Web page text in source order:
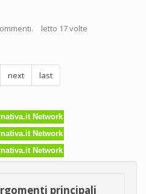
letto 17 volte
next last
Network
Network
Network
principali